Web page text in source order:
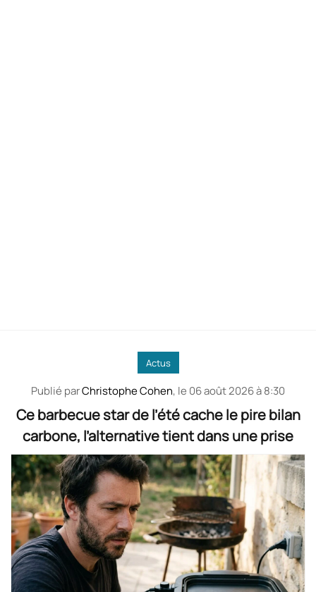
Actus
Publié parChristophe Cohen, le 06 août 2026 à 8:30
Ce barbecue star de l’été cache le pire bilan
carbone, l’alternative tient dans une prise